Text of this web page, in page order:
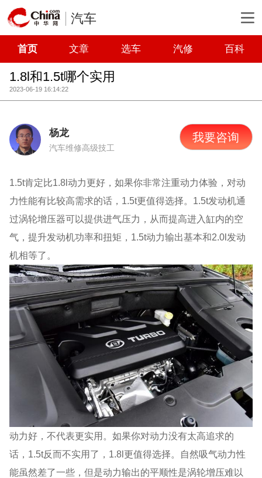
汽车
首页 文章 选车 汽修 百科
1.8l和1.5t哪个实用
2023-06-19 16:14:22
杨龙
汽车维修高级技工
我要咨询
1.5t肯定比1.8l动力更好，如果你非常注重动力体验，对动
力性能有比较高需求的话，1.5t更值得选择。1.5t发动机通
过涡轮增压器可以提供进气压力，从而提高进入缸内的空
气，提升发动机功率和扭矩，1.5t动力输出基本和2.0l发动
机相等了。
动力好，不代表更实用。如果你对动力没有太高追求的
话，1.5t反而不实用了，1.8l更值得选择。自然吸气动力性
能虽然差了一些，但是动力输出的平顺性是涡轮增压难以